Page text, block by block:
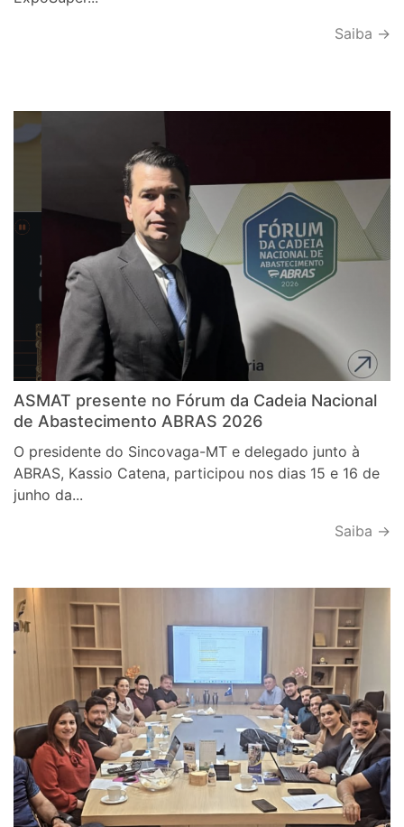
Saiba →
ASMAT presente no Fórum da Cadeia Nacional
de Abastecimento ABRAS 2026
O presidente do Sincovaga-MT e delegado junto à
ABRAS, Kassio Catena, participou nos dias 15 e 16 de
junho da...
Saiba →